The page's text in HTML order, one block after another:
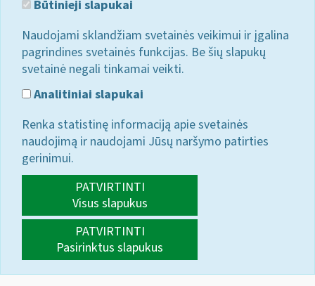
Būtinieji slapukai
Naudojami sklandžiam svetainės veikimui ir įgalina
pagrindines svetainės funkcijas. Be šių slapukų
svetainė negali tinkamai veikti.
Analitiniai slapukai
Renka statistinę informaciją apie svetainės
naudojimą ir naudojami Jūsų naršymo patirties
gerinimui.
PATVIRTINTI
Visus slapukus
PATVIRTINTI
Pasirinktus slapukus